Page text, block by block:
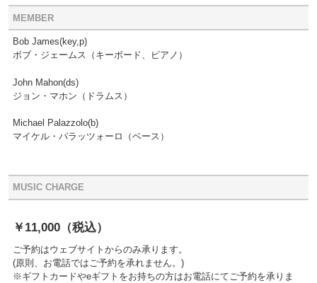
MEMBER
Bob James(key,p)
ボブ・ジェームス（キーボード、ピアノ）
John Mahon(ds)
ジョン・マホン（ドラムス）
Michael Palazzolo(b)
マイケル・パラッツォーロ（ベース）
MUSIC CHARGE
￥11,000 （税込）
ご予約はウェブサイトからのみ承ります。
(原則、お電話ではご予約を承れません。)
※ギフトカードやeギフトをお持ちの方はお電話にてご予約を承りま